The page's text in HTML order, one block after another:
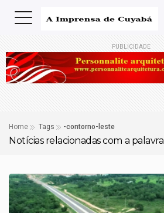
PUBLICIDADE
Home Tags -contorno-leste
Notícias relacionadas com a palavra